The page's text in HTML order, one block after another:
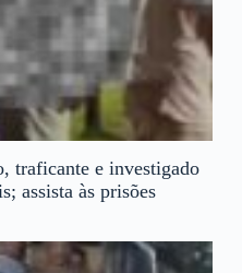
traficante e investigado
assista às prisões